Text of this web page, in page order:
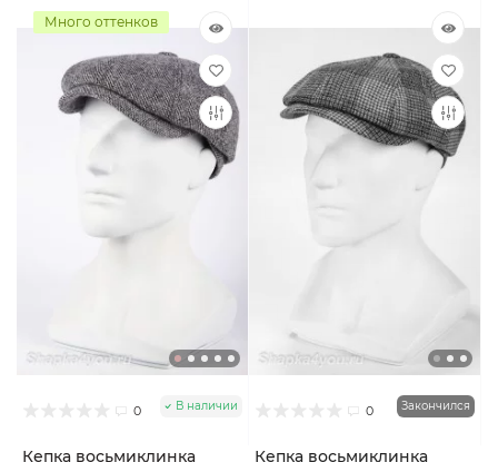
Много оттенков
0 В наличии
Кепка восьмиклинка
0 Закончился
Кепка восьмиклинка